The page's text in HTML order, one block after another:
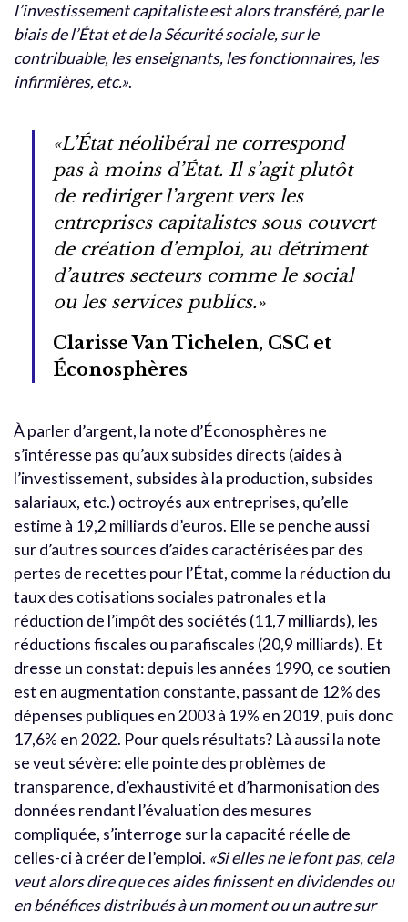
l’investissement capitaliste est alors transféré, par le
biais de l’État et de la Sécurité sociale, sur le
contribuable, les enseignants, les fonctionnaires, les
infirmières, etc.».
«L’État néolibéral ne correspond
pas à moins d’État. Il s’agit plutôt
de rediriger l’argent vers les
entreprises capitalistes sous couvert
de création d’emploi, au détriment
d’autres secteurs comme le social
ou les services publics.»
Clarisse Van Tichelen, CSC et
Éconosphères
À parler d’argent, la note d’Éconosphères ne
s’intéresse pas qu’aux subsides directs (aides à
l’investissement, subsides à la production, subsides
salariaux, etc.) octroyés aux entreprises, qu’elle
estime à 19,2 milliards d’euros. Elle se penche aussi
sur d’autres sources d’aides caractérisées par des
pertes de recettes pour l’État, comme la réduction du
taux des cotisations sociales patronales et la
réduction de l’impôt des sociétés (11,7 milliards), les
réductions fiscales ou parafiscales (20,9 milliards). Et
dresse un constat: depuis les années 1990, ce soutien
est en augmentation constante, passant de 12% des
dépenses publiques en 2003 à 19% en 2019, puis donc
17,6% en 2022. Pour quels résultats? Là aussi la note
se veut sévère: elle pointe des problèmes de
transparence, d’exhaustivité et d’harmonisation des
données rendant l’évaluation des mesures
compliquée, s’interroge sur la capacité réelle de
celles-ci à créer de l’emploi. «Si elles ne le font pas, cela
veut alors dire que ces aides finissent en dividendes ou
en bénéfices distribués à un moment ou un autre sur